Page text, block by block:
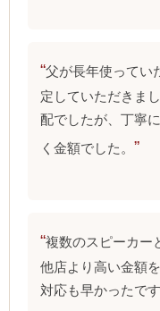
父が長年使ってい
定していただきま
配でしたが、丁寧
く金額でした。
複数のスピーカー
他店より高い金額
対応も早かったで